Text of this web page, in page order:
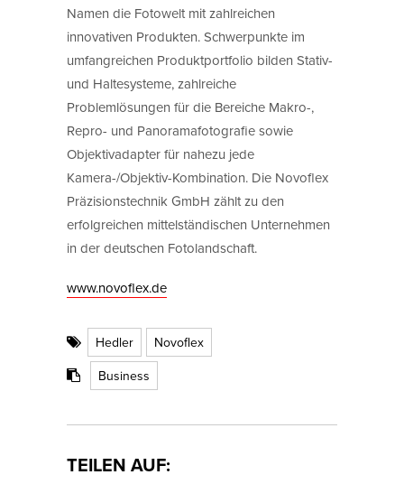
Namen die Fotowelt mit zahlreichen
innovativen Produkten. Schwerpunkte im
umfangreichen Produktportfolio bilden Stativ-
und Haltesysteme, zahlreiche
Problemlösungen für die Bereiche Makro-,
Repro- und Panoramafotografie sowie
Objektivadapter für nahezu jede
Kamera-/Objektiv-Kombination. Die Novoflex
Präzisionstechnik GmbH zählt zu den
erfolgreichen mittelständischen Unternehmen
in der deutschen Fotolandschaft.
www.novoflex.de
Hedler
Novoflex
Business
TEILEN AUF: